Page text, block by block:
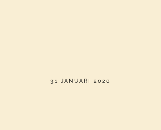
PUBLICERAT
31 JANUARI 2020